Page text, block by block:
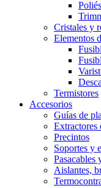
Cristales y
Elementos
Termistores
Accesorios
Guías de
Extractores
Precintos
Soportes y
Pasacables
Aislantes,